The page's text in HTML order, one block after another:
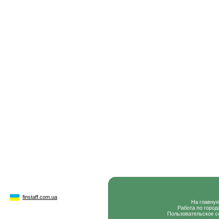
finstaff.com.ua
На
Работа по
Пользовательское